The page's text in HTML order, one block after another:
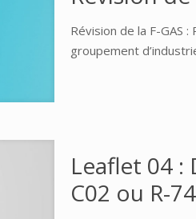
Révision de la F-GAS
groupement
Leaflet 04 :
C02 ou R-